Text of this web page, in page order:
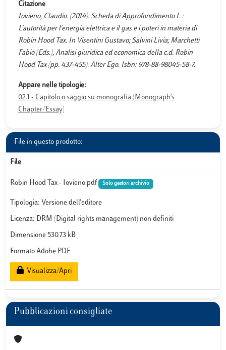
Citazione
Iovieno, Claudio. (2014). Scheda di Approfondimento L :
L'autorità per l'energia elettrica e il gas e i poteri in materia di
Robin Hood Tax. In Visentini Gustavo; Salvini Livia; Marchetti
Fabio (Eds.), Analisi giuridica ed economica della c.d. Robin
Hood Tax (pp. 437-455). Alter Ego. Isbn: 978-88-98045-58-7.
Appare nelle tipologie:
02.1 - Capitolo o saggio su monografia (Monograph’s
Chapter/Essay)
File in questo prodotto:
File
Robin Hood Tax - Iovieno.pdf Solo gestori archivio
Tipologia: Versione dell'editore
Licenza: DRM (Digital rights management) non definiti
Dimensione 530.73 kB
Formato Adobe PDF
Visualizza/Apri
Pubblicazioni consigliate